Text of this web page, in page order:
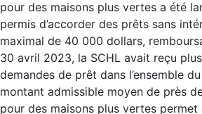
pour des maisons plus vertes a été
permis d’accorder des prêts sans
maximal de 40 000 dollars,
30 avril 2023, la SCHL avait reçu
demandes de prêt dans l’ensemble
montant admissible moyen de près
pour des maisons plus vertes